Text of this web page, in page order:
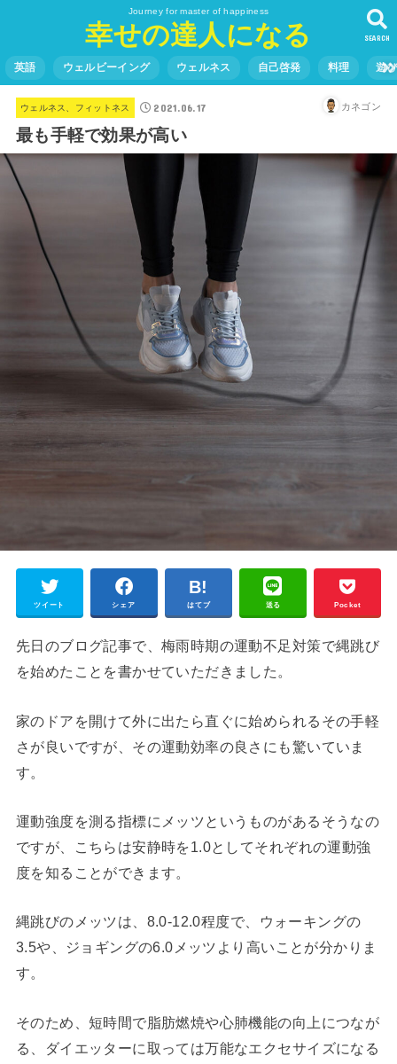
Journey for master of happiness
幸せの達人になる SEARCH
英語 ウェルビーイング ウェルネス 自己啓発 料理 遊
ウェルネス、フィットネス 2021.06.17 カネゴン
最も手軽で効果が高い
ツイート シェア はてブ 送る Pocket
先日のブログ記事で、梅雨時期の運動不足対策で縄跳び
を始めたことを書かせていただきました。
家のドアを開けて外に出たら直ぐに始められるその手軽
さが良いですが、その運動効率の良さにも驚いていま
す。
運動強度を測る指標にメッツというものがあるそうなの
ですが、こちらは安静時を1.0としてそれぞれの運動強
度を知ることができます。
縄跳びのメッツは、8.0-12.0程度で、ウォーキングの
3.5や、ジョギングの6.0メッツより高いことが分かりま
す。
そのため、短時間で脂肪燃焼や心肺機能の向上につなが
る、ダイエッターに取っては万能なエクセサイズになる